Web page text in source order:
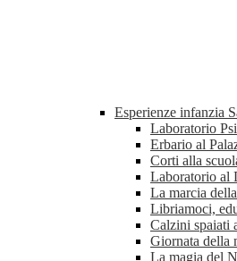
Esperienze infanzia
Laboratorio
Erbario al
Corti alla
Laboratorio al
La marcia
Libriamoci,
Calzini spaiati
Giornata della
La magia del